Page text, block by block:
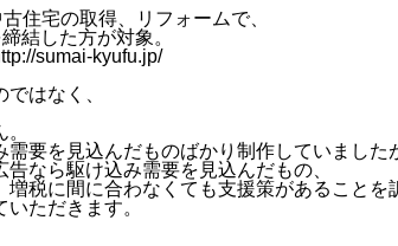
住宅の取得、リフォームで、
結した方が対象。
sumai-kyufu.jp/
はなく、
要を見込んだものばかり制作していました
なら駆け込み需要を見込んだもの、
税に間に合わなくても支援策があることを
ただきます。